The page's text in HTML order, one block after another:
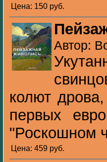
Цена: 150 pуб.
Автор:
колют
первых
"Роскошном
Цена: 459 pуб.